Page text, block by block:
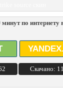
по
Скачано: